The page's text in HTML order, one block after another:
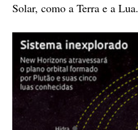
Solar, como a Terra e a Lua.